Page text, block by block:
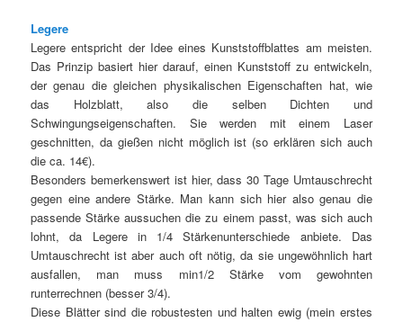
Legere
Legere entspricht der Idee eines Kunststoffblattes am meisten.
Das Prinzip basiert hier darauf, einen Kunststoff zu entwickeln,
der genau die gleichen physikalischen Eigenschaften hat, wie
das Holzblatt, also die selben Dichten und
Schwingungseigenschaften. Sie werden mit einem Laser
geschnitten, da gießen nicht möglich ist (so erklären sich auch
die ca. 14€).
Besonders bemerkenswert ist hier, dass 30 Tage Umtauschrecht
gegen eine andere Stärke. Man kann sich hier also genau die
passende Stärke aussuchen die zu einem passt, was sich auch
lohnt, da Legere in 1/4 Stärkenunterschiede anbiete. Das
Umtauschrecht ist aber auch oft nötig, da sie ungewöhnlich hart
ausfallen, man muss min1/2 Stärke vom gewohnten
runterrechnen (besser 3/4).
Diese Blätter sind die robustesten und halten ewig (mein erstes